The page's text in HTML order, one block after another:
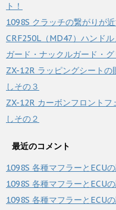
ト！
1098S クラッチの繋がりが
CRF250L（MD47）ハンド
ガード・ナックルガード・
ZX-12R ラッピングシート
しその３
ZX-12R カーボンフロント
しその２
最近のコメント
1098S 各種マフラーとECU
1098S 各種マフラーとECU
1098S 各種マフラーとECU